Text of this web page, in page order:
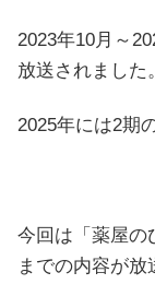
2023年10月～
放送されました。
2025年には2期
今回は「薬屋の
までの内容が放